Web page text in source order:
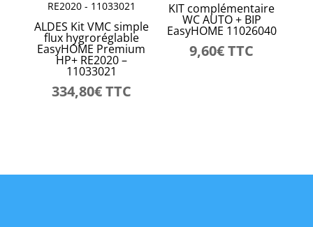
ALDES Kit VMC simple
flux hygroréglable
EasyHOME Premium
HP+ RE2020 –
11033021
334,80€TTC
KIT complémentaire
WC AUTO + BIP
EasyHOME 11026040
9,60€TTC